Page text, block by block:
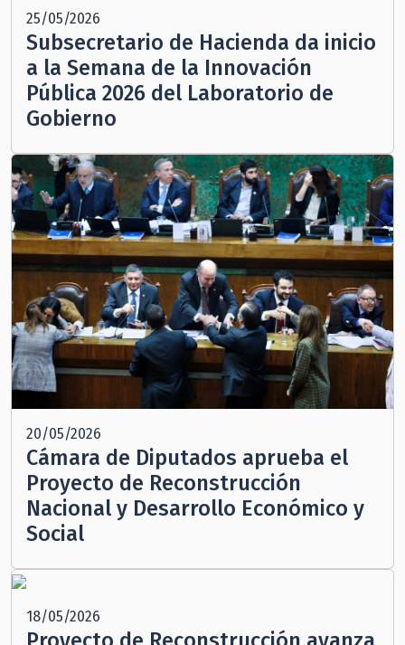
25/05/2026
Subsecretario de Hacienda da inicio
a la Semana de la Innovación
Pública 2026 del Laboratorio de
Gobierno
20/05/2026
Cámara de Diputados aprueba el
Proyecto de Reconstrucción
Nacional y Desarrollo Económico y
Social
18/05/2026